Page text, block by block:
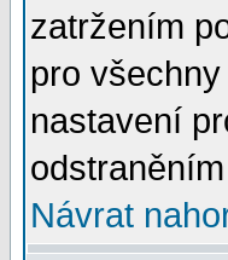
zatržením
pro
nastavení
Návrat